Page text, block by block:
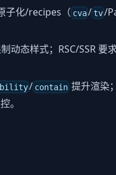
子化/recipes（ cva/ tv/
动态样式；RSC/SSR 要
/ contain 提升渲染
。